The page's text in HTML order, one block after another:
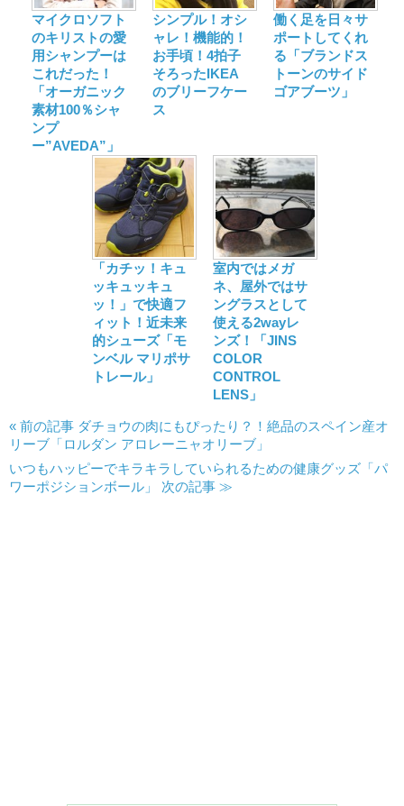
マイクロソフト
のキリストの愛
用シャンプーは
これだった！
「オーガニック
素材100％シャ
ンプ
ー”AVEDA”」
シンプル！オシ
ャレ！機能的！
お手頃！4拍子
そろったIKEA
のブリーフケー
ス
働く足を日々サ
ポートしてくれ
る「ブランドス
トーンのサイド
ゴアブーツ」
「カチッ！キュ
ッキュッキュ
ッ！」で快適フ
ィット！近未来
的シューズ「モ
ンベル マリポサ
トレール」
室内ではメガ
ネ、屋外ではサ
ングラスとして
使える2wayレ
ンズ！「JINS
COLOR
CONTROL
LENS」
« 前の記事 ダチョウの肉にもぴったり？！絶品のスペイン産オ
リーブ「ロルダン アロレーニャオリーブ」
いつもハッピーでキラキラしていられるための健康グッズ「パ
ワーポジションボール」 次の記事 ≫